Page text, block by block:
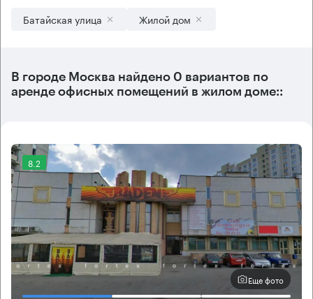
Батайская улица Жилой дом
В городе Москва найдено 0 вариантов по
аренде офисных помещений в жилом доме::
8.2
Еще фото